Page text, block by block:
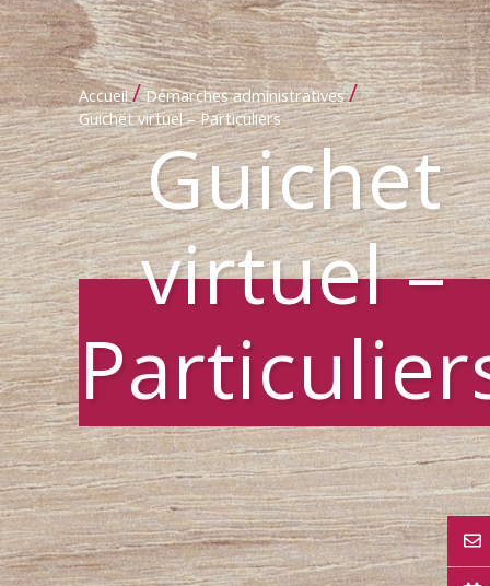
Accueil / Démarches administratives /
Guichet virtuel – Particuliers
Guichet
virtuel –